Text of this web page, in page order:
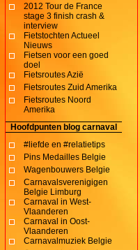
2012 Tour de France
stage 3 finish crash &
interview
Fietstochten Actueel
Nieuws
Fietsen voor een goed
doel
Fietsroutes Azië
Fietsroutes Zuid Amerika
Fietsroutes Noord
Amerika
Hoofdpunten blog carnaval
#liefde en #relatietips
Pins Medailles Belgie
Wagenbouwers Belgie
Carnavalsverenigigen
Belgie Limburg
Carnaval in West-
Vlaanderen
Carnaval in Oost-
Vlaanderen
Carnavalmuziek Belgie